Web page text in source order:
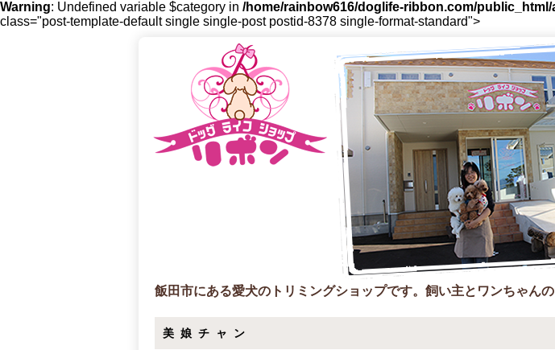
Warning: Undefined variable $category in /home/rainbow616/doglife-ribbon.com/
class="post-template-default single single-post postid-8378 single-format-standard">
飯田市にある愛犬のトリミングショップです。飼い主とワンちゃん
美娘チャン